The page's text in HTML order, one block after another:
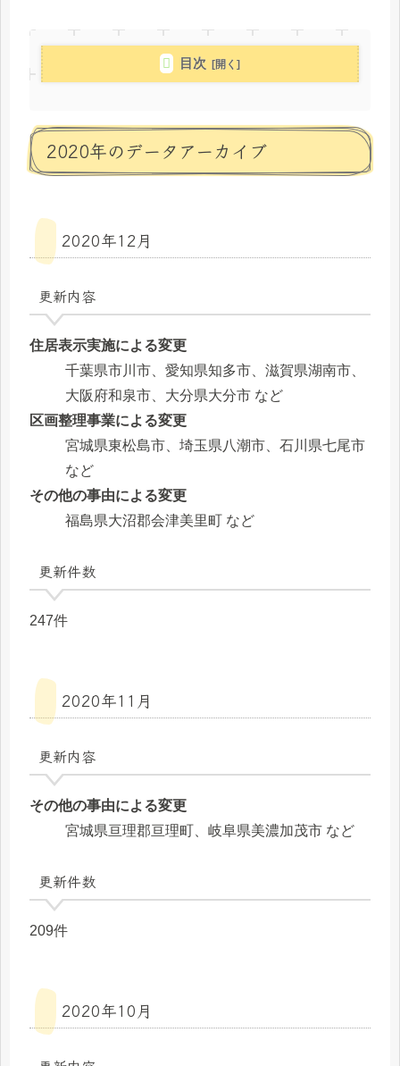
目次
2020年のデータアーカイブ
2020年12月
更新内容
住居表示実施による変更
千葉県市川市、愛知県知多市、滋賀県湖南市、
大阪府和泉市、大分県大分市 など
区画整理事業による変更
宮城県東松島市、埼玉県八潮市、石川県七尾市
など
その他の事由による変更
福島県大沼郡会津美里町 など
更新件数
247件
2020年11月
更新内容
その他の事由による変更
宮城県亘理郡亘理町、岐阜県美濃加茂市 など
更新件数
209件
2020年10月